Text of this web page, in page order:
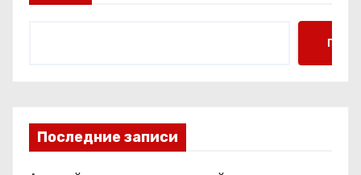
Поиск
Последние записи